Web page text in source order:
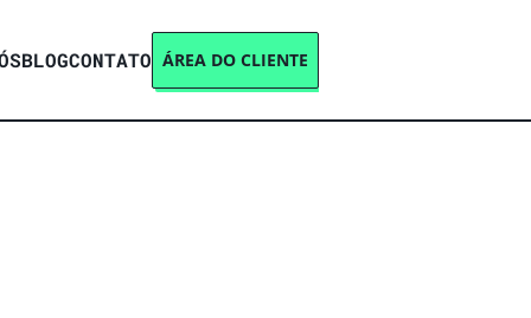
BLOGCONTATO ÁREA DO CLIENTE